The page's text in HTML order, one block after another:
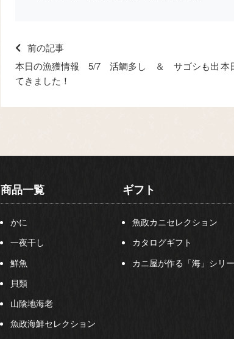
前の記事
本日の漁獲情報 5/7 活鯛多し ＆ サゴシも出
てきました！
本
商品一覧
かに
一夜干し
鮮魚
貝類
山陰地海老
魚政海鮮セレクション
ギフト
魚政カニセレクション
カタログギフト
カニ屋が作る「海」シリ